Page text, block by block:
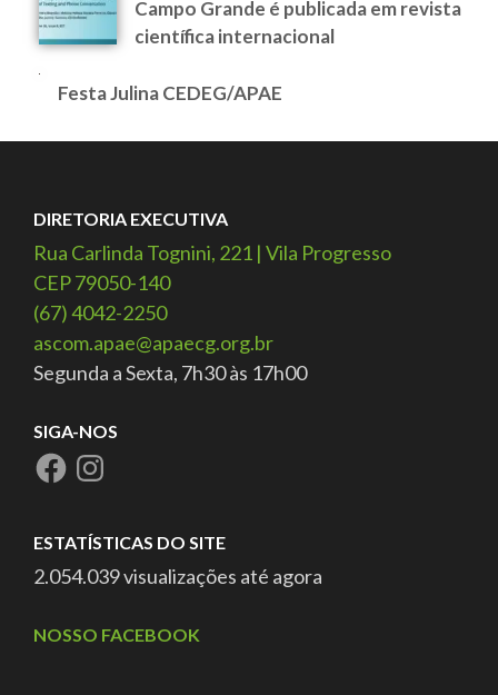
Campo Grande é publicada em revista
científica internacional
Festa Julina CEDEG/APAE
DIRETORIA EXECUTIVA
Rua Carlinda Tognini, 221 | Vila Progresso
CEP 79050-140
(67) 4042-2250
ascom.apae@apaecg.org.br
Segunda a Sexta, 7h30 às 17h00
SIGA-NOS
ESTATÍSTICAS DO SITE
2.054.039 visualizações até agora
NOSSO FACEBOOK